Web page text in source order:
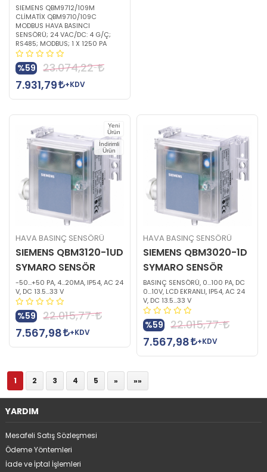
SIEMENS QBM9712/109M
CLİMATİX QBM9710/109C
MODBUS HAVA BASINCI
SENSÖRÜ; 24 VAC/DC: 4 G/Ç;
RS485; MODBUS; 1 X 1250 PA
%59
23.074,22
7.931,79
+KDV
Yeni
Ürün
İndirimli
Ürün
HAVA BASINÇ SENSÖRÜ
SIEMENS QBM3120-1UD
SYMARO SENSÖR
-50…+50 PA, 4…20MA, IP54, AC 24
V, DC 13.5...33 V
%59
22.015,77
7.567,98
+KDV
HAVA BASINÇ SENSÖRÜ
SIEMENS QBM3020-1D
SYMARO SENSÖR
BASINÇ SENSÖRÜ, 0…100 PA, DC
0…10V, LCD EKRANLI, IP54, AC 24
V, DC 13.5...33 V
%59
22.015,77
7.567,98
+KDV
1 2 3 4 5 » »»
YARDIM
Mesafeli Satış Sözleşmesi
Ödeme Yöntemleri
İade ve İptal İşlemleri